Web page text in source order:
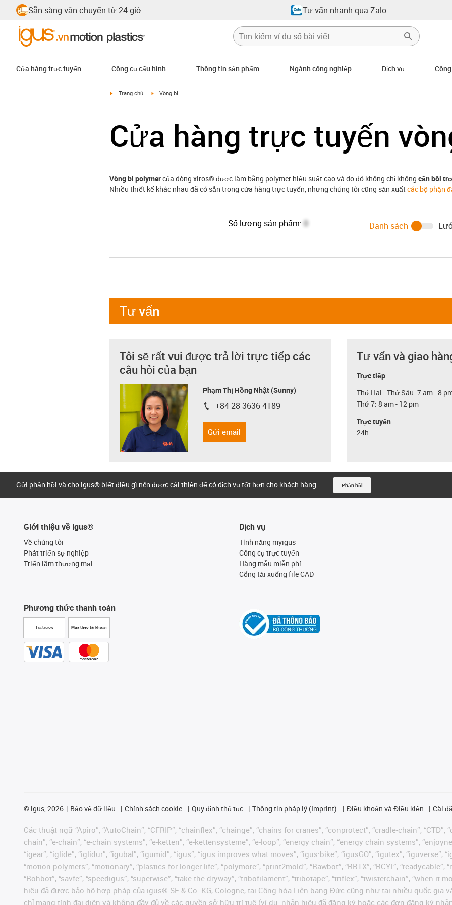
Sẵn sàng vận chuyển từ 24 giờ. Tư vấn nhanh qua Zalo
Cửa hàng trực tuyến Công cụ cấu hình Thông tin sản phẩm Ngành công nghiệp Dịch vụ
igus-icon-arrow-right
Trang chủ igus-icon-arrow-right
Vòng bi
Cửa hàng trực tuyến
Vòng bi polymercủa dòng xiros® được làm bằng polymer hiệu suất cao và do đó không chỉ không cần bôi
Nhiều thiết kế khác nhau đã có sẵn trong cửa hàng trực tuyến, nhưng chúng tôi cũng sản xuấtcác bộ phận
Số lượng sản phẩm: 0 Danh sách
Tư vấn
Tôi sẽ rất vui được trả lời trực tiếp các
câu hỏi của bạn
Phạm Thị Hồng Nhật (Sunny)
igus-icon-phone
+84 28 3636 4189
Gửi email
Tư vấn và giao
Trực tiếp
Thứ Hai - Thứ Sáu: 7 am - 8
Thứ 7: 8 am - 12 pm
Trực tuyến
24h
Gửi phản hồi và cho igus® biết điều gì nên được cải thiện để có dịch vụ tốt hơn cho khách hàng. Phản hồi
Giới thiệu về igus®
Về chúng tôi
Phát triển sự nghiệp
Triển lãm thương mại
Phương thức thanh toán
Trả trước Mua theo tài khoản
Dịch vụ
Tính năng myigus
Công cụ trực tuyến
Hàng mẫu miễn phí
Cổng tải xuống file CAD
© igus, 2026 Bảo vệ dữ liệu Chính sách cookie Quy định thủ tục Thông tin pháp lý (Imprint) Điều khoản và Điều kiện Cài
Các thuật ngữ “Apiro”, “AutoChain”, “CFRIP”, “chainflex”, “chainge”, “chains for cranes”, “conprotect”, “cradle-chain”, “CTD”,
chain”, “e-chain”, “e-chain systems”, “e-ketten”, “e-kettensysteme”, “e-loop”, “energy chain”, “energy chain systems”,
“igear”, “iglide”, “iglidur”, “igubal”, “igumid”, “igus”, “igus improves what moves”, “igus:bike”, “igusGO”, “igutex”, “iguverse”,
“motion polymers”, “motionary”, “plastics for longer life”, “polymore”, “print2mold”, “Rawbot”, “RBTX”, “RCYL”, “readycable”,
“Rohbot”, “savfe”, “speedigus”, “superwise”, “take the dryway”, “tribofilament”, “tribotape”, “triflex”, “twisterchain”, “when it
hiệu đã được bảo hộ hợp pháp của igus® SE & Co. KG, Cologne, tại Cộng hòa Liên bang Đức cũng như tại nhiều quốc gia
chỉ mang tính đại diện và không đầy đủ về các quyền sở hữu trí tuệ (ví dụ: nhãn hiệu đã đăng ký hoặc các đơn đăng ký